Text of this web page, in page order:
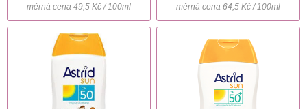
měrná cena 49,5 Kč / 100ml měrná cena 64,5 Kč / 100ml